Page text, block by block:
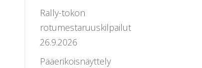
Rally-tokon
rotumestaruuskilpailut
26.9.2026
Pääerikoisnäyttely